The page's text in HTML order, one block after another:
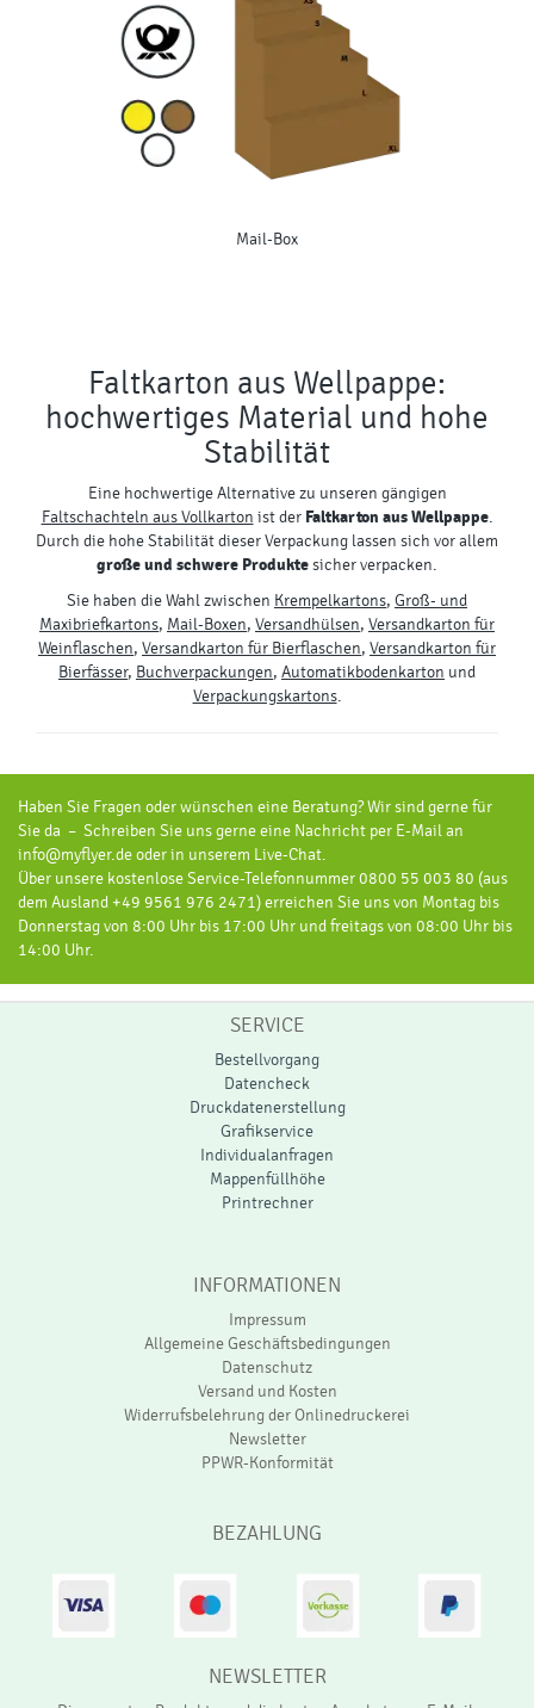
Mail-Box
Faltkarton aus Wellpappe:
hochwertiges Material und hohe
Stabilität
Eine hochwertige Alternative zu unseren gängigen
Faltschachteln aus Vollkarton ist der Faltkarton aus Wellpappe.
Durch die hohe Stabilität dieser Verpackung lassen sich vor allem
große und schwere Produkte sicher verpacken.
Sie haben die Wahl zwischen Krempelkartons, Groß- und
Maxibriefkartons, Mail-Boxen, Versandhülsen, Versandkarton für
Weinflaschen, Versandkarton für Bierflaschen, Versandkarton für
Bierfässer, Buchverpackungen, Automatikbodenkarton und
Verpackungskartons.
Haben Sie Fragen oder wünschen eine Beratung? Wir sind gerne für
Sie da – Schreiben Sie uns gerne eine Nachricht per E-Mail an
info@myflyer.de oder in unserem Live-Chat.
Über unsere kostenlose Service-Telefonnummer 0800 55 003 80 (aus
dem Ausland +49 9561 976 2471) erreichen Sie uns von Montag bis
Donnerstag von 8:00 Uhr bis 17:00 Uhr und freitags von 08:00 Uhr bis
14:00 Uhr.
SERVICE
Bestellvorgang
Datencheck
Druckdatenerstellung
Grafikservice
Individualanfragen
Mappenfüllhöhe
Printrechner
INFORMATIONEN
Impressum
Allgemeine Geschäftsbedingungen
Datenschutz
Versand und Kosten
Widerrufsbelehrung der Onlinedruckerei
Newsletter
PPWR-Konformität
BEZAHLUNG
NEWSLETTER